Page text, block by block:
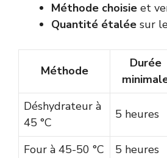
Méthode choisie et
Quantité étalée sur
Méthode
Durée
Déshydrateur à
45 °C
5 heures
Four à 45-50 °C 5 heures